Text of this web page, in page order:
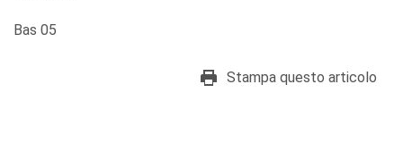
Bas 05
Stampa questo articolo